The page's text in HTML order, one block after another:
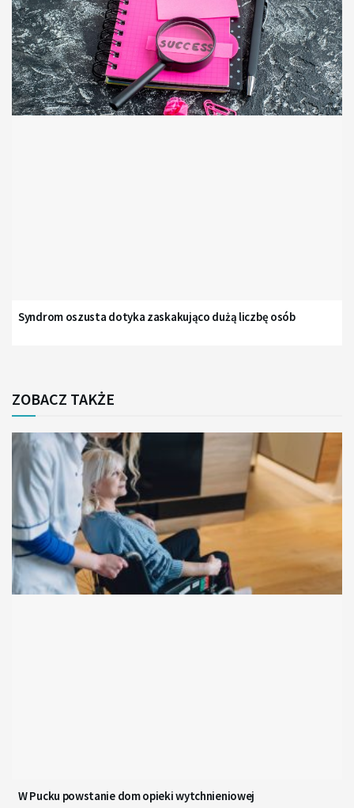
Syndrom oszusta dotyka zaskakująco dużą liczbę osób
ZOBACZ TAKŻE
W Pucku powstanie dom opieki wytchnieniowej